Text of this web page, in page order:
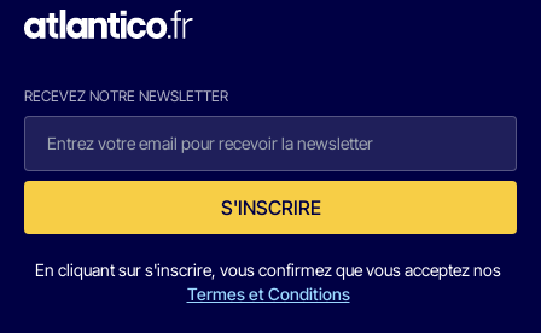
RECEVEZ NOTRE NEWSLETTER
S'INSCRIRE
En cliquant sur s'inscrire, vous confirmez que vous acceptez nos
Termes et Conditions